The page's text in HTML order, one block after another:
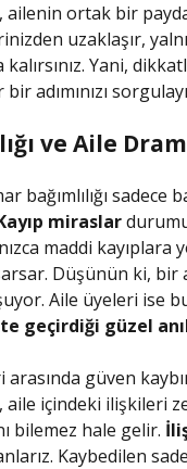
ailenin ortak bir
uzaklaşır,
Yani,
adımınızı
ve Aile
bağımlılığı sadece
miraslar
maddi
Düşünün ki,
Aile üyeleri ise
geçirdiği güzel
güven
aile içindeki
bilemez hale gelir.
Kaybedilen